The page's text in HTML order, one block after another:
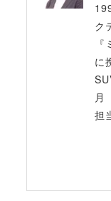
ク
に
月
担